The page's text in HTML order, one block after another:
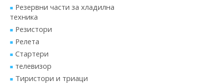
Резервни части за хладилна
техника
Резистори
Релета
Стартери
телевизор
Тиристори и триаци